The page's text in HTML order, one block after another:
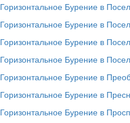
Горизонтальное Бурение в
Горизонтальное Бурение в
Горизонтальное Бурение в
Горизонтальное Бурение в
Горизонтальное Бурение в
Горизонтальное Бурение в
Горизонтальное Бурение в